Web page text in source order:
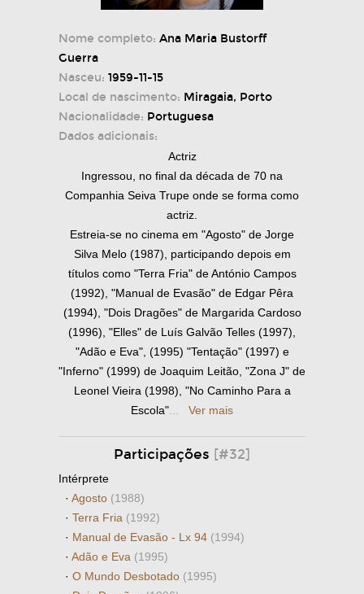
Nome completo: Ana Maria Bustorff
Guerra
Nasceu: 1959-11-15
Local de nascimento: Miragaia, Porto
Nacionalidade: Portuguesa
Dados adicionais:
Actriz
Ingressou, no final da década de 70 na
Companhia Seiva Trupe onde se forma como
actriz.
Estreia-se no cinema em "Agosto" de Jorge
Silva Melo (1987), participando depois em
títulos como "Terra Fria" de António Campos
(1992), "Manual de Evasão" de Edgar Pêra
(1994), "Dois Dragões" de Margarida Cardoso
(1996), "Elles" de Luís Galvão Telles (1997),
"Adão e Eva", (1995) "Tentação" (1997) e
"Inferno" (1999) de Joaquim Leitão, "Zona J" de
Leonel Vieira (1998), "No Caminho Para a
Escola"
Ver mais
Participações [#32]
Intérprete
· Agosto (1988)
· Terra Fria (1992)
· Manual de Evasão - Lx 94 (1994)
· Adão e Eva (1995)
· O Mundo Desbotado (1995)